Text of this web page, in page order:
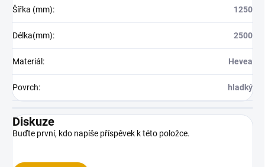
Šířka (mm): 1250
Délka(mm): 2500
Materiál : Hevea
Povrch: hladký
Diskuze
Buďte první, kdo napíše příspěvek k této položce.